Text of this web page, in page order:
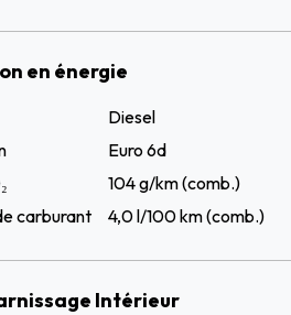
en énergie
Diesel
Euro 6d
104 g/km (comb.)
carburant
4,0 l/100 km (comb.)
Intérieur